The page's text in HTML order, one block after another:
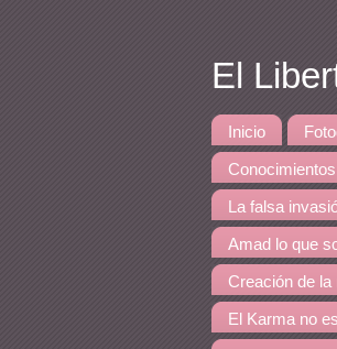
El
Inicio
La falsa
Amad lo que
Creación de la
El Karma no